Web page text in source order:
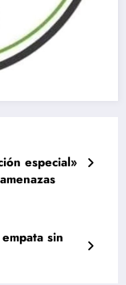
especial»
sin